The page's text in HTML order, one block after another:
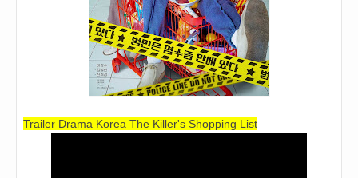
Trailer Drama Korea The Killer's Shopping List